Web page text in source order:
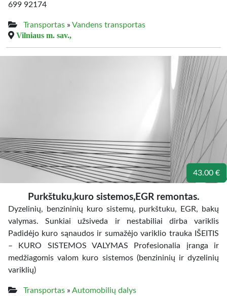
699 92174
Transportas » Vandens transportas
Vilniaus m. sav.,
43.00 €
Purkštuku,kuro sistemos,EGR remontas.
Dyzelinių, benzininių kuro sistemų, purkštuku, EGR, bakų
valymas. Sunkiai užsiveda ir nestabiliai dirba variklis
Padidėjo kuro sąnaudos ir sumažėjo variklio trauka IŠEITIS
– KURO SISTEMOS VALYMAS Profesionalia įranga ir
medžiagomis valom kuro sistemos (benzininių ir dyzelinių
variklių)
Transportas » Automobilių dalys